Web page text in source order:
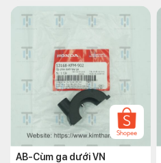
AB-Cùm ga dưới VN